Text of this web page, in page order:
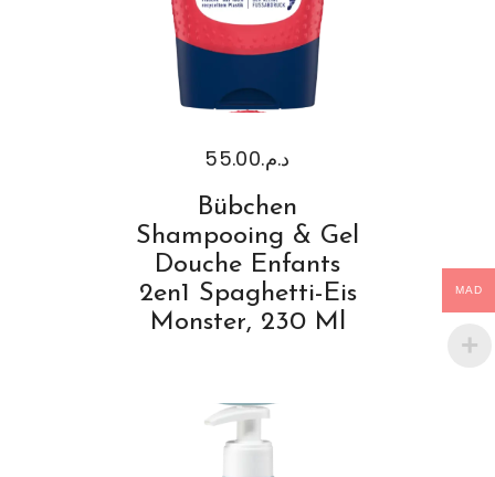
د.م.55.00
Bübchen
Shampooing & Gel
Douche Enfants
2en1 Spaghetti-Eis
Monster, 230 Ml
MAD